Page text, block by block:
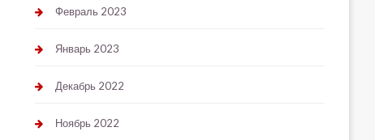
Февраль 2023
Январь 2023
Декабрь 2022
Ноябрь 2022